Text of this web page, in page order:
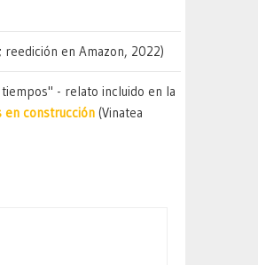
reedición en Amazon, 2022)
- relato incluido en la
en construcción (Vinatea